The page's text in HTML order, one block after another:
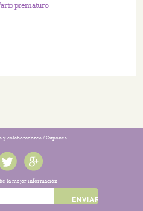
prematuro
y colaboradores/ Cupones
la mejor información